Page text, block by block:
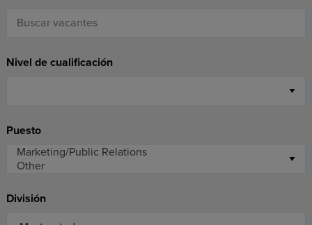
Nivel de cualificación
Puesto
División